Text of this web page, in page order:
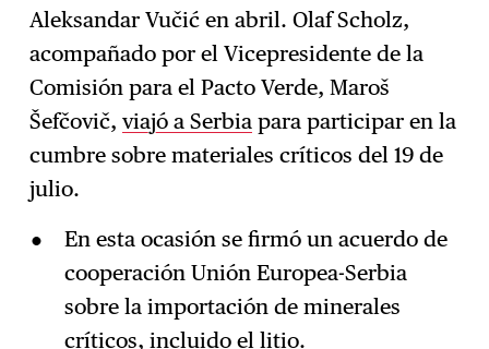
Aleksandar Vučić en abril. Olaf Scholz,
acompañado por el Vicepresidente de la
Comisión para el Pacto Verde, Maroš
Šefčovič,viajó a Serbia para participar en la
cumbre sobre materiales críticos del 19 de
julio.
En esta ocasión se firmó un acuerdo de
cooperación Unión Europea-Serbia
sobre la importación de minerales
críticos, incluido el litio.